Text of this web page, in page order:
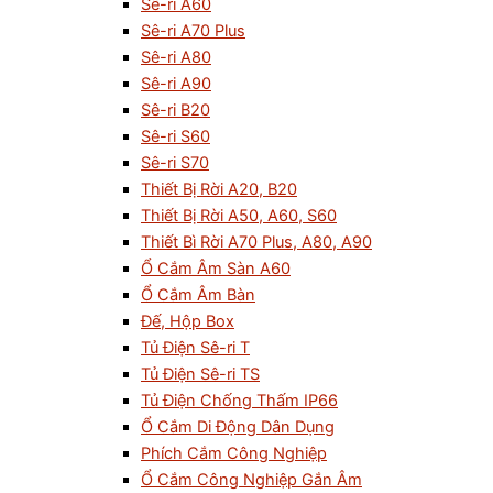
Sê-ri A60
Sê-ri A70 Plus
Sê-ri A80
Sê-ri A90
Sê-ri B20
Sê-ri S60
Sê-ri S70
Thiết Bị Rời A20, B20
Thiết Bị Rời A50, A60, S60
Thiết Bì Rời A70 Plus, A80, A90
Ổ Cắm Âm Sàn A60
Ổ Cắm Âm Bàn
Đế, Hộp Box
Tủ Điện Sê-ri T
Tủ Điện Sê-ri TS
Tủ Điện Chống Thấm IP66
Ổ Cắm Di Động Dân Dụng
Phích Cắm Công Nghiệp
Ổ Cắm Công Nghiệp Gắn Âm